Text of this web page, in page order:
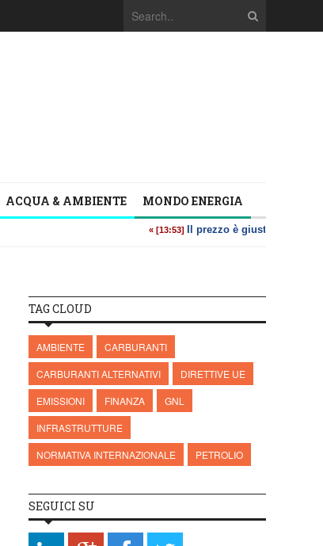
ACQUA & AMBIENTE MONDO ENERGIA
TAG CLOUD
AMBIENTE
CARBURANTI
CARBURANTI ALTERNATIVI
DIRETTIVE UE
EMISSIONI
FINANZA
GNL
INFRASTRUTTURE
NORMATIVA INTERNAZIONALE
PETROLIO
SEGUICI SU